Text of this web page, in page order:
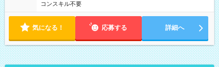
コンスキル不要
気になる！ 応募する 詳細へ